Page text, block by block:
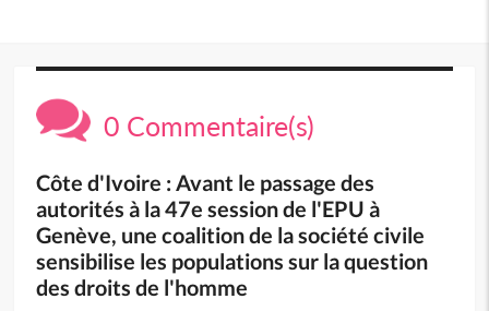
0 Commentaire(s)
Côte d'Ivoire : Avant le passage des
autorités à la 47e session de l'EPU à
Genève, une coalition de la société civile
sensibilise les populations sur la question
des droits de l'homme